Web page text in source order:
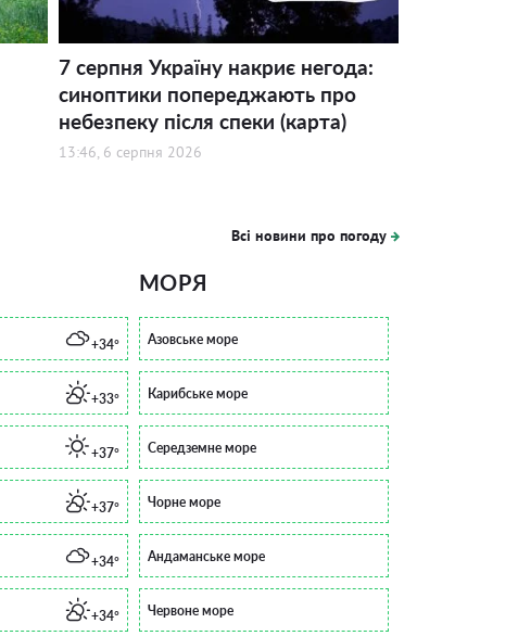
7 серпня Україну накриє негода:
синоптики попереджають про
небезпеку після спеки (карта)
13:46, 6 серпня 2026
Всі новини про погоду
+34°
+33°
+37°
+37°
+34°
+34°
МОРЯ
Азовське море
Карибське море
Середземне море
Чорне море
Андаманське море
Червоне море